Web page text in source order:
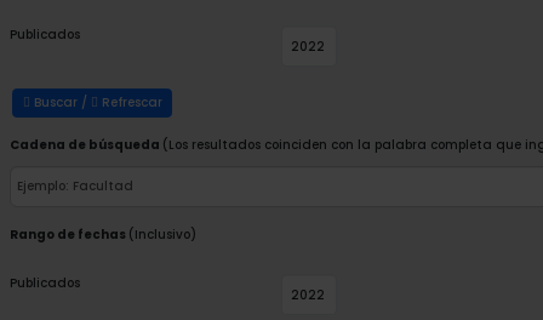
Publicados
Buscar / Refrescar
Cadena de búsqueda (Los resultados coinciden con la palabra completa que
Rango de fechas (Inclusivo)
Publicados